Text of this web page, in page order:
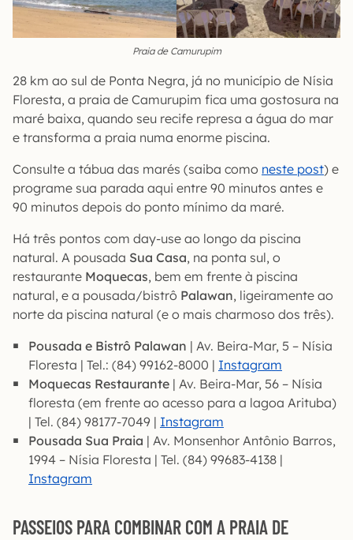
Praia de Camurupim
28 km ao sul de Ponta Negra, já no município de Nísia
Floresta, a praia de Camurupim fica uma gostosura na
maré baixa, quando seu recife represa a água do mar
e transforma a praia numa enorme piscina.
Consulte a tábua das marés (saiba como neste post) e
programe sua parada aqui entre 90 minutos antes e
90 minutos depois do ponto mínimo da maré.
Há três pontos com day-use ao longo da piscina
natural. A pousada Sua Casa, na ponta sul, o
restaurante Moquecas, bem em frente à piscina
natural, e a pousada/bistrô Palawan, ligeiramente ao
norte da piscina natural (e o mais charmoso dos três).
Pousada e Bistrô Palawan | Av. Beira-Mar, 5 – Nísia
Floresta | Tel.: (84) 99162-8000 | Instagram
Moquecas Restaurante | Av. Beira-Mar, 56 – Nísia
floresta (em frente ao acesso para a lagoa Arituba)
| Tel. (84) 98177-7049 | Instagram
Pousada Sua Praia | Av. Monsenhor Antônio Barros,
1994 – Nísia Floresta | Tel. (84) 99683-4138 |
Instagram
PASSEIOS PARA COMBINAR COM A PRAIA DE